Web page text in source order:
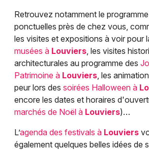
Retrouvez notamment le
ponctuelles près de chez vous,
les visites et expositions à voir pour
musées à Louviers , les visites
architecturales au programme des
Patrimoine à Louviers , les
peur lors des soirées Halloween à
encore les dates et horaires
marchés de Noël à Louviers)…
L’agenda des festivals à Louviers
également quelques belles idées de